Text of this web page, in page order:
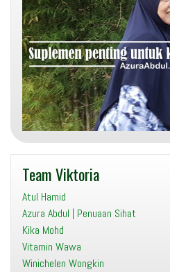
Team Viktoria
Atul Hamid
Azura Abdul | Penuaan Sihat
Kika Mohd
Vitamin Wawa
Winichelen Wongkin